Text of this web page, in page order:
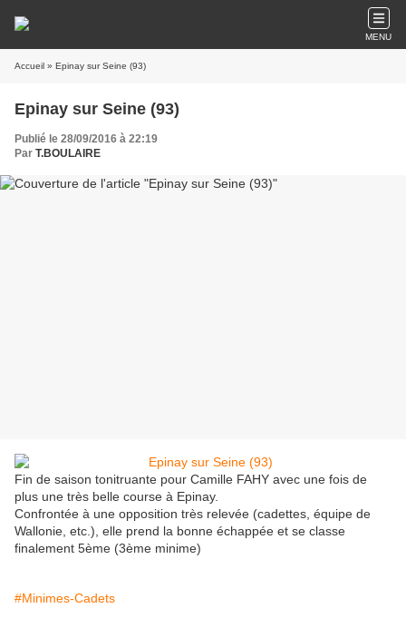
MENU
Accueil » Epinay sur Seine (93)
Epinay sur Seine (93)
Publié le 28/09/2016 à 22:19
Par T.BOULAIRE
Fin de saison tonitruante pour Camille FAHY avec une fois de
plus une très belle course à Epinay.
Confrontée à une opposition très relevée (cadettes, équipe de
Wallonie, etc.), elle prend la bonne échappée et se classe
finalement 5ème (3ème minime)
#Minimes-Cadets